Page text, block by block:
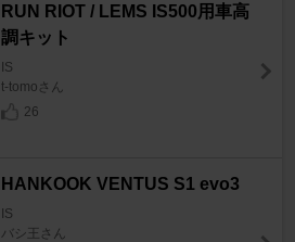
RUN RIOT / LEMS IS500用車高
調キット
IS
t-tomoさん
26
HANKOOK VENTUS S1 evo3
IS
バシ王さん